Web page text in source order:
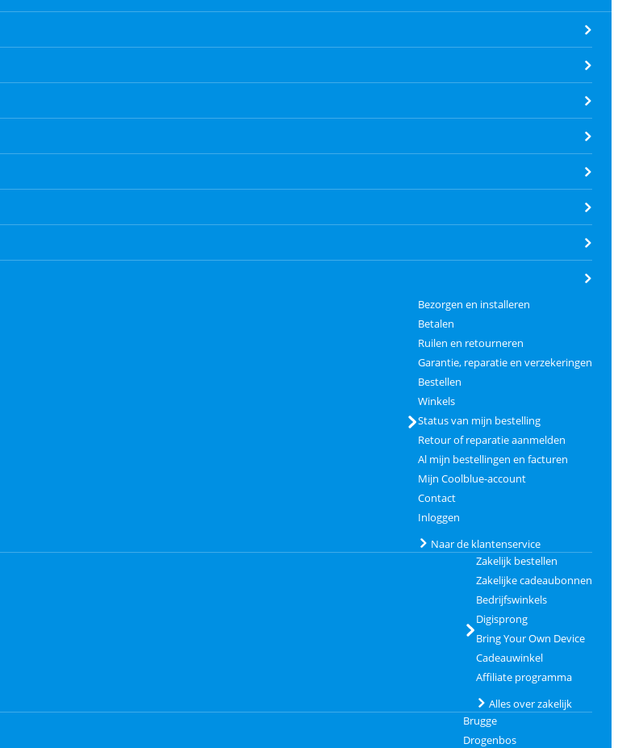
Bezorgen en installeren
Betalen
Ruilen en retourneren
Garantie, reparatie en verzekeringen
Bestellen
Winkels
Status van mijn bestelling
Retour of reparatie aanmelden
Al mijn bestellingen en facturen
Mijn Coolblue-account
Contact
Inloggen
Naar de klantenservice
Zakelijk bestellen
Zakelijke cadeaubonnen
Bedrijfswinkels
Digisprong
Bring Your Own Device
Cadeauwinkel
Affiliate programma
Alles over zakelijk
Brugge
Drogenbos